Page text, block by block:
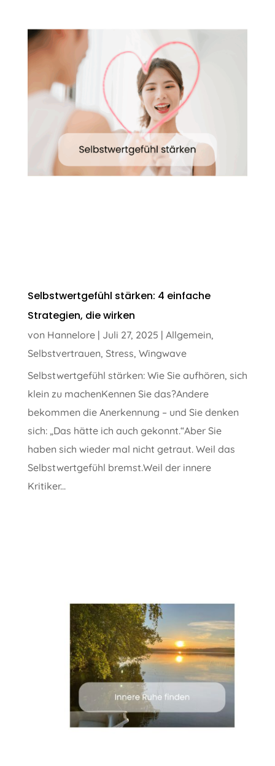
Selbstwertgefühl stärken: 4 einfache
Strategien, die wirken
von Hannelore| Juli 27, 2025 | Allgemein,
Selbstvertrauen, Stress, Wingwave
Selbstwertgefühl stärken: Wie Sie aufhören, sich
klein zu machenKennen Sie das?Andere
bekommen die Anerkennung – und Sie denken
sich: „Das hätte ich auch gekonnt.“Aber Sie
haben sich wieder mal nicht getraut. Weil das
Selbstwertgefühl bremst.Weil der innere
Kritiker...